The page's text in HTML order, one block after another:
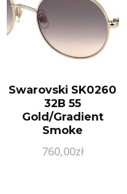
Swarovski SK0260
32B 55
Gold/Gradient
Smoke
760,00zł